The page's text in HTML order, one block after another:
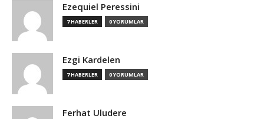
Ezequiel Peressini
7 HABERLER 0 YORUMLAR
Ezgi Kardelen
7 HABERLER 0 YORUMLAR
Ferhat Uludere